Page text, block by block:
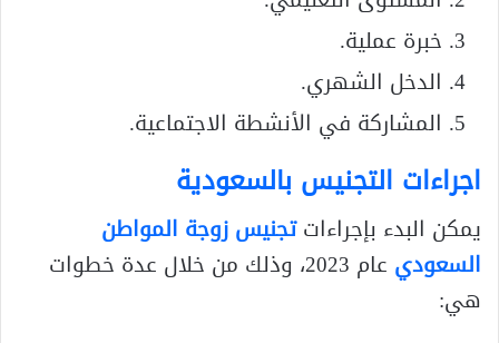
خبرة عملية.
الدخل الشهري.
المشاركة في الأنشطة الاجتماعية.
اجراءات التجنيس بالسعودية
يمكن البدء بإجراءاتتجنيس زوجة المواطن
السعودي
عام 2023، وذلك من خلال عدة خطوات
هي: